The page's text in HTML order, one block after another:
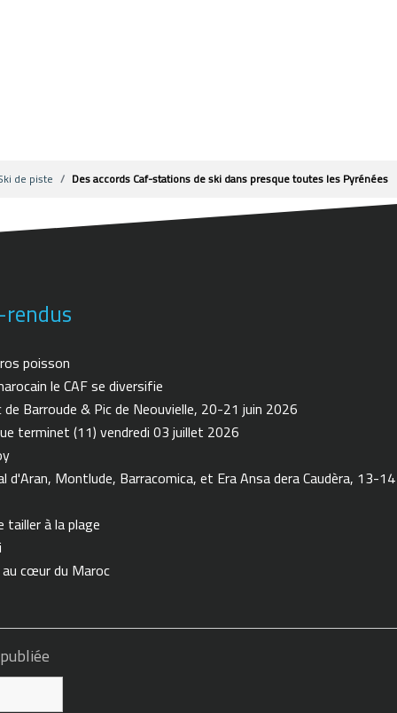
de piste Des accords Caf-stations de ski dans presque toutes les Pyrénées
poisson
le CAF se diversifie
Barroude & Pic de Neouvielle, 20-21 juin 2026
terminet (11) vendredi 03 juillet 2026
d'Aran, Montlude, Barracomica, et Era Ansa dera Caudèra, 13-
tailler à la plage
cœur du Maroc